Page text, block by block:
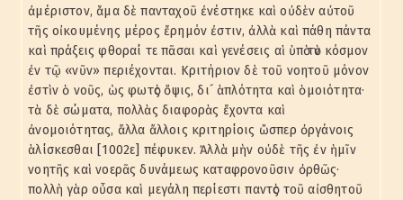
ἀμέριστον, ἅμα δὲ πανταχοῦ ἐνέστηκε καὶ οὐδὲν αὐτοῦ
τῆς οἰκουμένης μέρος ἔρημόν ἐστιν, ἀλλὰ καὶ πάθη πάντα
καὶ πράξεις φθοραί τε πᾶσαι καὶ γενέσεις αἱ ὑπὸ τὸν κόσμον
ἐν τῷ «νῦν» περιέχονται. Κριτήριον δὲ τοῦ νοητοῦ μόνον
ἐστὶν ὁ νοῦς, ὡς φωτὸς ὄψις, δι´ ἁπλότητα καὶ ὁμοιότητα·
τὰ δὲ σώματα, πολλὰς διαφορὰς ἔχοντα καὶ
ἀνομοιότητας, ἄλλα ἄλλοις κριτηρίοις ὥσπερ ὀργάνοις
ἁλίσκεσθαι [1002ε] πέφυκεν. Ἀλλὰ μὴν οὐδὲ τῆς ἐν ἡμῖν
νοητῆς καὶ νοερᾶς δυνάμεως καταφρονοῦσιν ὀρθῶς·
πολλὴ γὰρ οὖσα καὶ μεγάλη περίεστι παντὸς τοῦ αἰσθητοῦ